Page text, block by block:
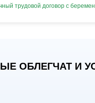
трудовой договор с
ОБЛЕГЧАТ И